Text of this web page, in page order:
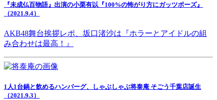
『未成仏百物語』出演の小栗有以『100%の怖がり方にガッツポーズ』
（2021.9.4）
AKB48舞台挨拶レポ、坂口渚沙は『ホラーとアイドルの組
み合わせは最高！』
1人1台鍋と飲めるハンバーグ、しゃぶしゃぶ将泰庵 そごう千葉店誕生
（2021.9.3）